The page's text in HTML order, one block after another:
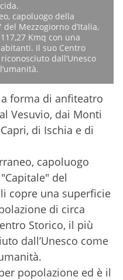
capoluogo della
Mezzogiorno d’Italia,
Kmq con una
Il suo Centro
dall’Unesco
forma di anfiteatro
Vesuvio, dai Monti
di Ischia e di
capoluogo
del
copre una superficie
di circa
Storico, il più
dall’Unesco come
popolazione ed è il